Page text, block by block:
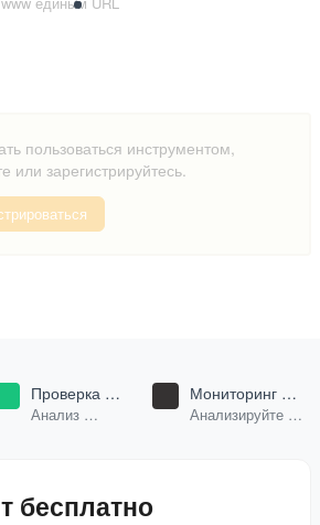
пользоваться инструментом,
или зарегистрируйтесь.
Проверка
посещаемости
Анализ
Мониторинг
бренда в Google
Анализируйте
бесплатно